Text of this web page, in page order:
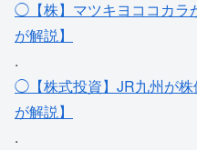
◯【株】マツキヨココカラ
が解説】
.
◯【株式投資】JR九州が株
が解説】
.